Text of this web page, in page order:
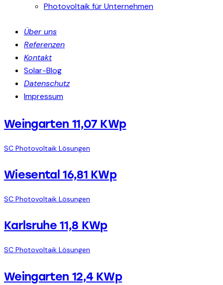
Photovoltaik für Unternehmen
Über uns
Referenzen
Kontakt
Solar-Blog
Datenschutz
Impressum
Weingarten 11,07 KWp
SC Photovoltaik Lösungen
Wiesental 16,81 KWp
SC Photovoltaik Lösungen
Karlsruhe 11,8 KWp
SC Photovoltaik Lösungen
Weingarten 12,4 KWp